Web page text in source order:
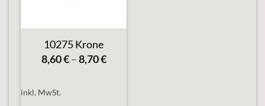
10275 Krone
8,60€–8,70€
inkl. MwSt.